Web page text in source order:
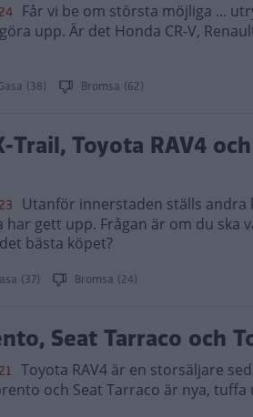
Får vi be om största möjliga ...
upp. Är det Honda CR-V,
(38) Bromsa (62)
Trail, Toyota RAV4
Utanför innerstaden ställs
gett upp. Frågan är om du ska
bästa köpet?
(37) Bromsa (24)
Seat Tarraco och
Toyota RAV4 är en storsäljare
och Seat Tarraco är nya,